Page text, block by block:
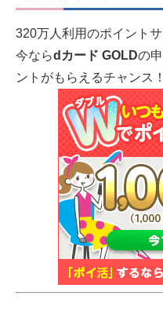
320万人利用のポイント
今ならdカード GOLDの
ントがもらえるチャンス！